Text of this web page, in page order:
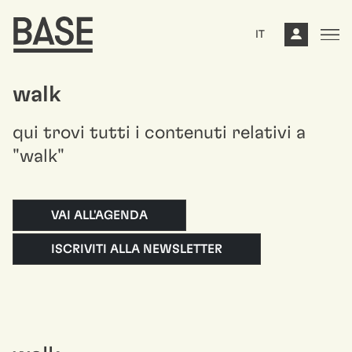
IT
walk
qui trovi tutti i contenuti relativi a
"walk"
VAI ALL'AGENDA
ISCRIVITI ALLA NEWSLETTER